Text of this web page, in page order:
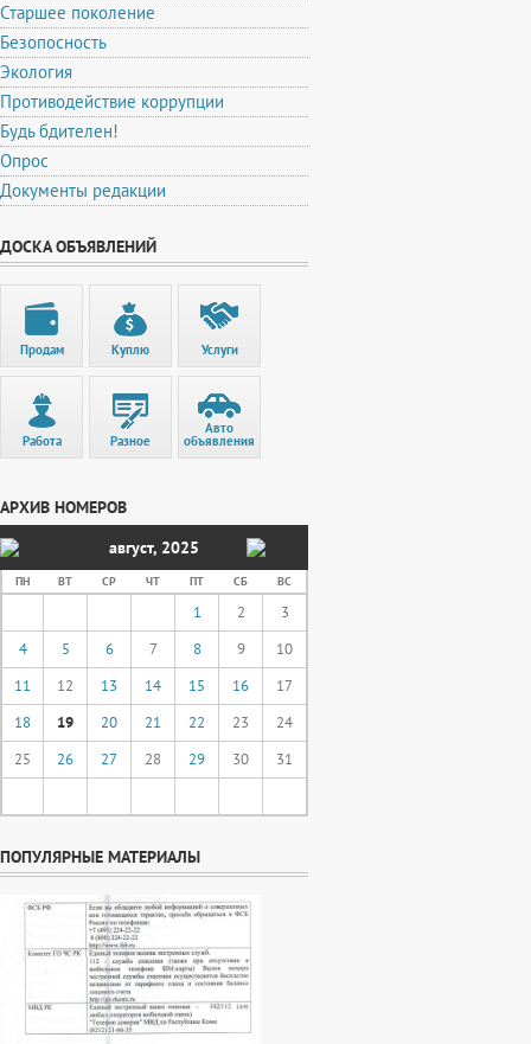
Старшее поколение
Безопосность
Экология
Противодействие коррупции
Будь бдителен!
Опрос
Документы редакции
ДОСКА ОБЪЯВЛЕНИЙ
Продам Куплю Услуги
Работа Разное
Авто
объявления
АРХИВ НОМЕРОВ
август, 2025
ПН ВТ СР ЧТ ПТ СБ ВС
1 2
3
4
5 6 7 8 9
10
11
12 13 14 15 16
17
18
19 20 21 22 23
24
25
26 27 28 29 30 31
ПОПУЛЯРНЫЕ МАТЕРИАЛЫ